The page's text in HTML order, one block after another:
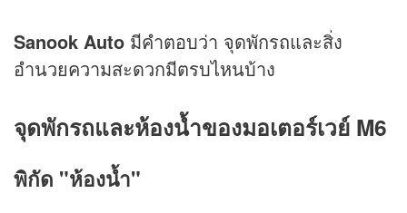
Sanook Auto มีคำตอบว่า จุดพักรถและสิ่ง
อำนวยความสะดวกมีตรบไหนบ้าง
จุดพักรถและห้องน้ำของมอเตอร์เวย์ M6
พิกัด "ห้องน้ำ"